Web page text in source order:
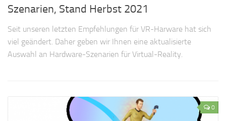
Szenarien, Stand Herbst 2021
Seit unseren letzten Empfehlungen für VR-Harware hat sich
viel geändert. Daher geben wir Ihnen eine aktualisierte
Auswahl an Hardware-Szenarien für Virtual-Reality.
0